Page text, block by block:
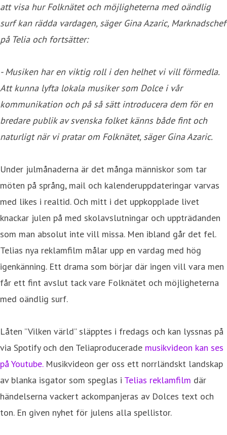
att visa hur Folknätet och möjligheterna med oändlig
surf kan rädda vardagen, säger Gina Azaric, Marknadschef
på Telia och fortsätter:
-Musiken har en viktig roll i den helhet vi vill förmedla.
Att kunna lyfta lokala musiker som Dolce i vår
kommunikation och på så sätt introducera dem för en
bredare publik av svenska folket känns både fint och
naturligt när vi pratar om Folknätet, säger Gina Azaric.
Under julmånaderna är det många människor som tar
möten på språng, mail och kalenderuppdateringar varvas
med likes i realtid. Och mitt i det uppkopplade livet
knackar julen på med skolavslutningar och uppträdanden
som man absolut inte vill missa. Men ibland går det fel.
Telias nya reklamfilm målar upp en vardag med hög
igenkänning. Ett drama som börjar där ingen vill vara men
får ett fint avslut tack vare Folknätet och möjligheterna
med oändlig surf.
Låten ”Vilken värld” släpptes i fredags och kan lyssnas på
via Spotify och den Teliaproducerade musikvideon kan ses
på Youtube.Musikvideon ger oss ett norrländskt landskap
av blanka isgator som speglas i Telias reklamfilm där
händelserna vackert ackompanjeras av Dolces text och
ton. En given nyhet för julens alla spellistor.